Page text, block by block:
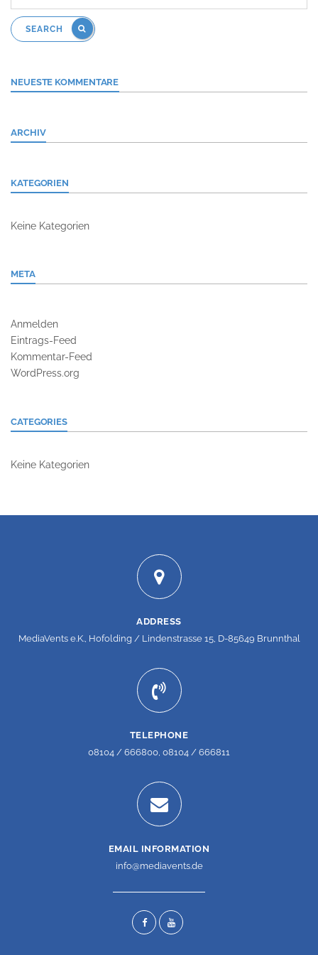
SEARCH
NEUESTE KOMMENTARE
ARCHIV
KATEGORIEN
Keine Kategorien
META
Anmelden
Eintrags-Feed
Kommentar-Feed
WordPress.org
CATEGORIES
Keine Kategorien
ADDRESS
MediaVents e.K., Hofolding / Lindenstrasse 15, D-85649 Brunnthal
TELEPHONE
08104 / 666800, 08104 / 666811
EMAIL INFORMATION
info@mediavents.de